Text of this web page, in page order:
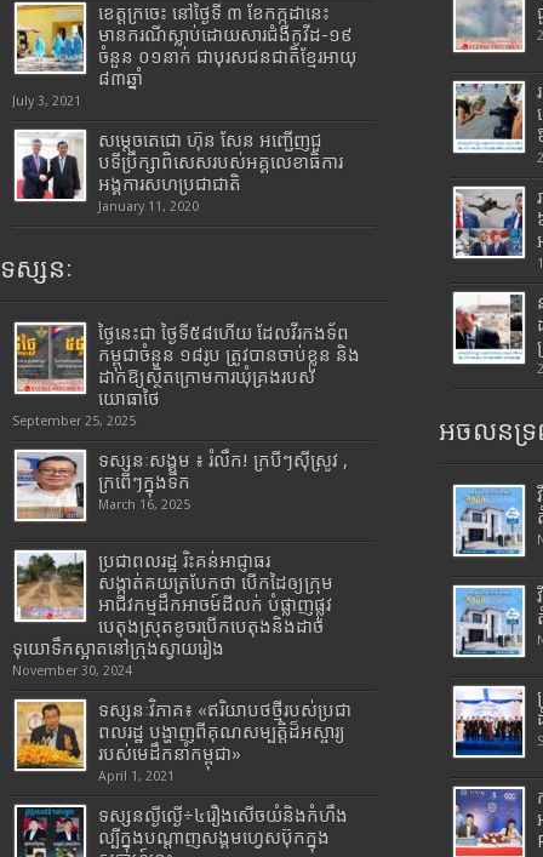
ខេត្តក្រចេះ នៅថ្ងៃទី ៣ ខែកក្កដានេះ
មានករណីស្លាប់ដោយសារជំងឺកូវីដ-១៩
ចំនួន ០១នាក់ ជាបុរសជនជាតិខ្មែរអាយុ
៨៣ឆ្នាំ
July 3, 2021
សម្តេចតេជោ ហ៊ុន សែន អញ្ជើញជួ
បទីប្រឹក្សាពិសេសរបស់អគ្គលេខាធិការ
អង្គការសហប្រជាជាតិ
January 11, 2020
ទស្សនៈ
ថ្ងៃនេះជា ថ្ងៃទី៥៨ហើយ ដែលវីរកងទ័ព
កម្ពុជាចំនួន ១៨រូប ត្រូវបានចាប់ខ្លួន និង
ដាក់ឱ្យស្ថិតក្រោមការឃុំគ្រងរបស់
យោធាថៃ
September 25, 2025
ទស្សនៈសង្គម ៖ រំលឹក! ក្របីៗស៊ីស្រូវ ,
ក្រពើៗក្នុងទឹក
March 16, 2025
ប្រជាពលរដ្ឋ រិះគន់អាជ្ញាធរ
សង្កាត់គយត្របែកថា បើកដៃឲ្យក្រុម
អាជីវកម្មដឹកអាចម៍ដីលក់ បំផ្លាញផ្លូវ
បេតុងស្រុតខូចរបើកបេតុងនិងដាច់
ទុយោទឹកស្អាតនៅក្រុងស្វាយរៀង
November 30, 2024
ទស្សនៈវិភាគ៖ «ឥរិយាបថថ្មីរបស់ប្រជា
ពលរដ្ឋ បង្ហាញពីគុណសម្បត្តិដ៏អស្ចារ្យ
របស់មេដឹកនាំកម្ពុជា»
April 1, 2021
ទស្សនល្ងីល្ងើ÷៤រឿងសើចយំនិងកំហឹង
ល្បីក្នុងបណ្តាញសង្គមហ្វេសប៊ុកក្នុង
អចលនទ្រ